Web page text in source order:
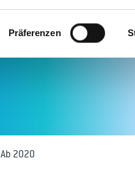
Präferenzen
Ab 2020